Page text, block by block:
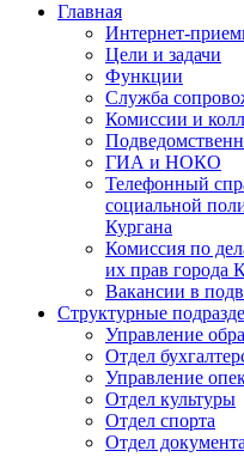
Главная
Интернет-
Цели и задачи
Функции
Служба
Комиссии и
ГИА и НОКО
Телефонный
социальной
Кургана
Комиссия по
их прав города
Вакансии в
Структурные
Управление
Отдел
Управление
Отдел культуры
Отдел спорта
Отдел